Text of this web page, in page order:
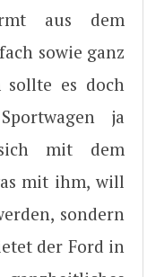
aus dem
sowie ganz
sollte es doch
ja
mit dem
mit ihm, will
sondern
der Ford in